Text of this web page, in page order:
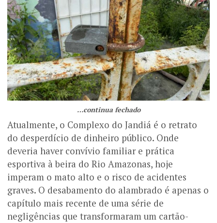
…continua fechado
Atualmente, o Complexo do Jandiá é o retrato
do desperdício de dinheiro público. Onde
deveria haver convívio familiar e prática
esportiva à beira do Rio Amazonas, hoje
imperam o mato alto e o risco de acidentes
graves. O desabamento do alambrado é apenas o
capítulo mais recente de uma série de
negligências que transformaram um cartão-